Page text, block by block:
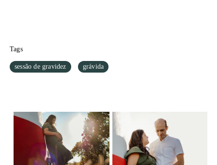
Tags
sessão de gravidez grávida